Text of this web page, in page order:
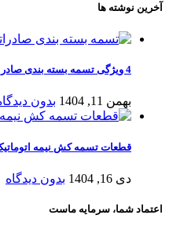
آخرین نوشته ها
4 ویژگی تسمه بسته‌ بندی صادراتی
بهمن 11, 1404 بدون
قطعات تسمه کش نیمه اتوماتیک | 8 قطعه اصلی دستگاه
دی 16, 1404 بدون دیدگاه
اعتماد شما، سرمایه ماست